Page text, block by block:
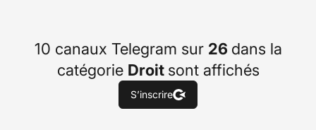
10 canaux Telegram sur 26 dans la
catégorie Droit sont affichés
S’inscrire